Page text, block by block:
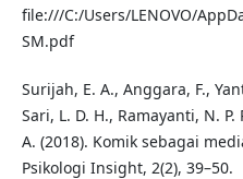
file:///C:/Users/LENOVO/
SM.pdf
Surijah, E. A., Anggara, F.,
Sari, L. D. H., Ramayanti, N.
A. (2018). Komik sebagai
Psikologi Insight, 2(2), 39–50.